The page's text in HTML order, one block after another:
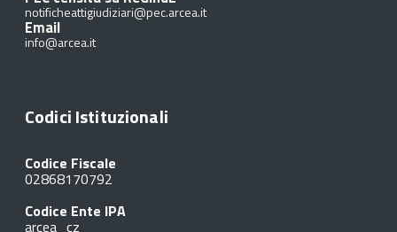
notificheattigiudiziari@pec.arcea.it
Email
info@arcea.it
Codici Istituzionali
Codice Fiscale
02868170792
Codice Ente IPA
arcea_cz